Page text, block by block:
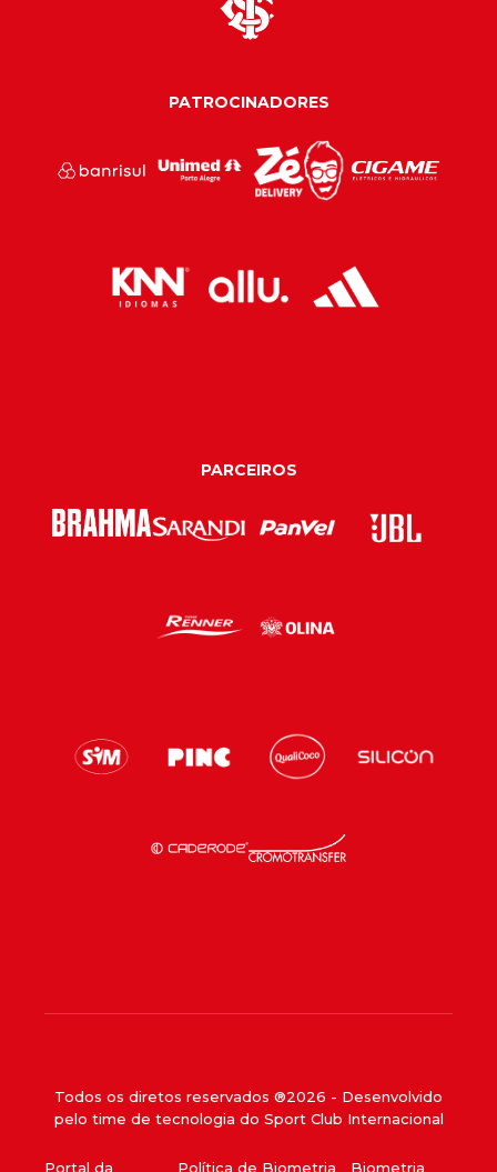
PATROCINADORES
PARCEIROS
Todos os diretos reservados ®2026 - Desenvolvido
pelo time de tecnologia do Sport Club Internacional
Portal da Política de Biometria Biometria